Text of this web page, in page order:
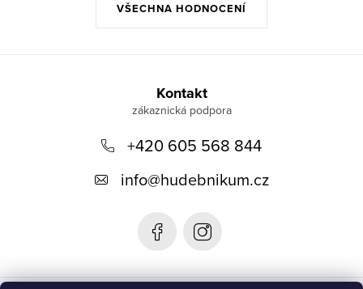
VŠECHNA HODNOCENÍ
Kontakt
+420 605 568 844
info@hudebnikum.cz